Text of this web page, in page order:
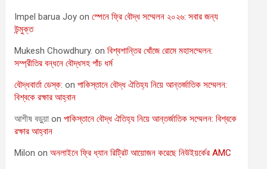
Impel barua Joy onস্পেনে ফ্রি বৌদ্ধ সম্মেলন ২০২৬: সবার জন্য
উন্মুক্ত
Mukesh Chowdhury. onবিশ্বশান্তির খোঁজে রোমে মহাসম্মেলন:
সম্প্রীতির বন্ধনে বৌদ্ধসহ পাঁচ ধর্ম
বৌদ্ধবার্তা ডেস্ক: onপাকিস্তানে বৌদ্ধ ঐতিহ্য নিয়ে আন্তর্জাতিক সম্মেলন:
বিশ্বকে রক্ষার আহ্বান
আশীষ বড়ুয়া onপাকিস্তানে বৌদ্ধ ঐতিহ্য নিয়ে আন্তর্জাতিক সম্মেলন: বিশ্বকে
রক্ষার আহ্বান
Milon onঅনলাইনে ফ্রি ধ্যান রিট্রিট আয়োজন করেছে নিউইয়র্কের AMC